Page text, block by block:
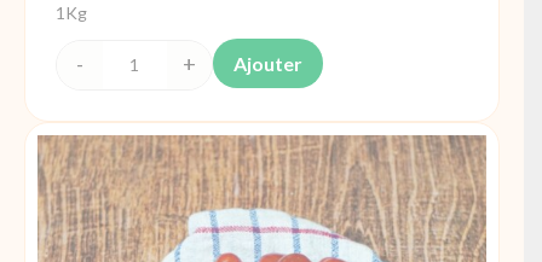
1Kg
quantité
Tomate
à
farcir
France
Ajouter